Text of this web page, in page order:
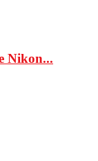
Nikon...